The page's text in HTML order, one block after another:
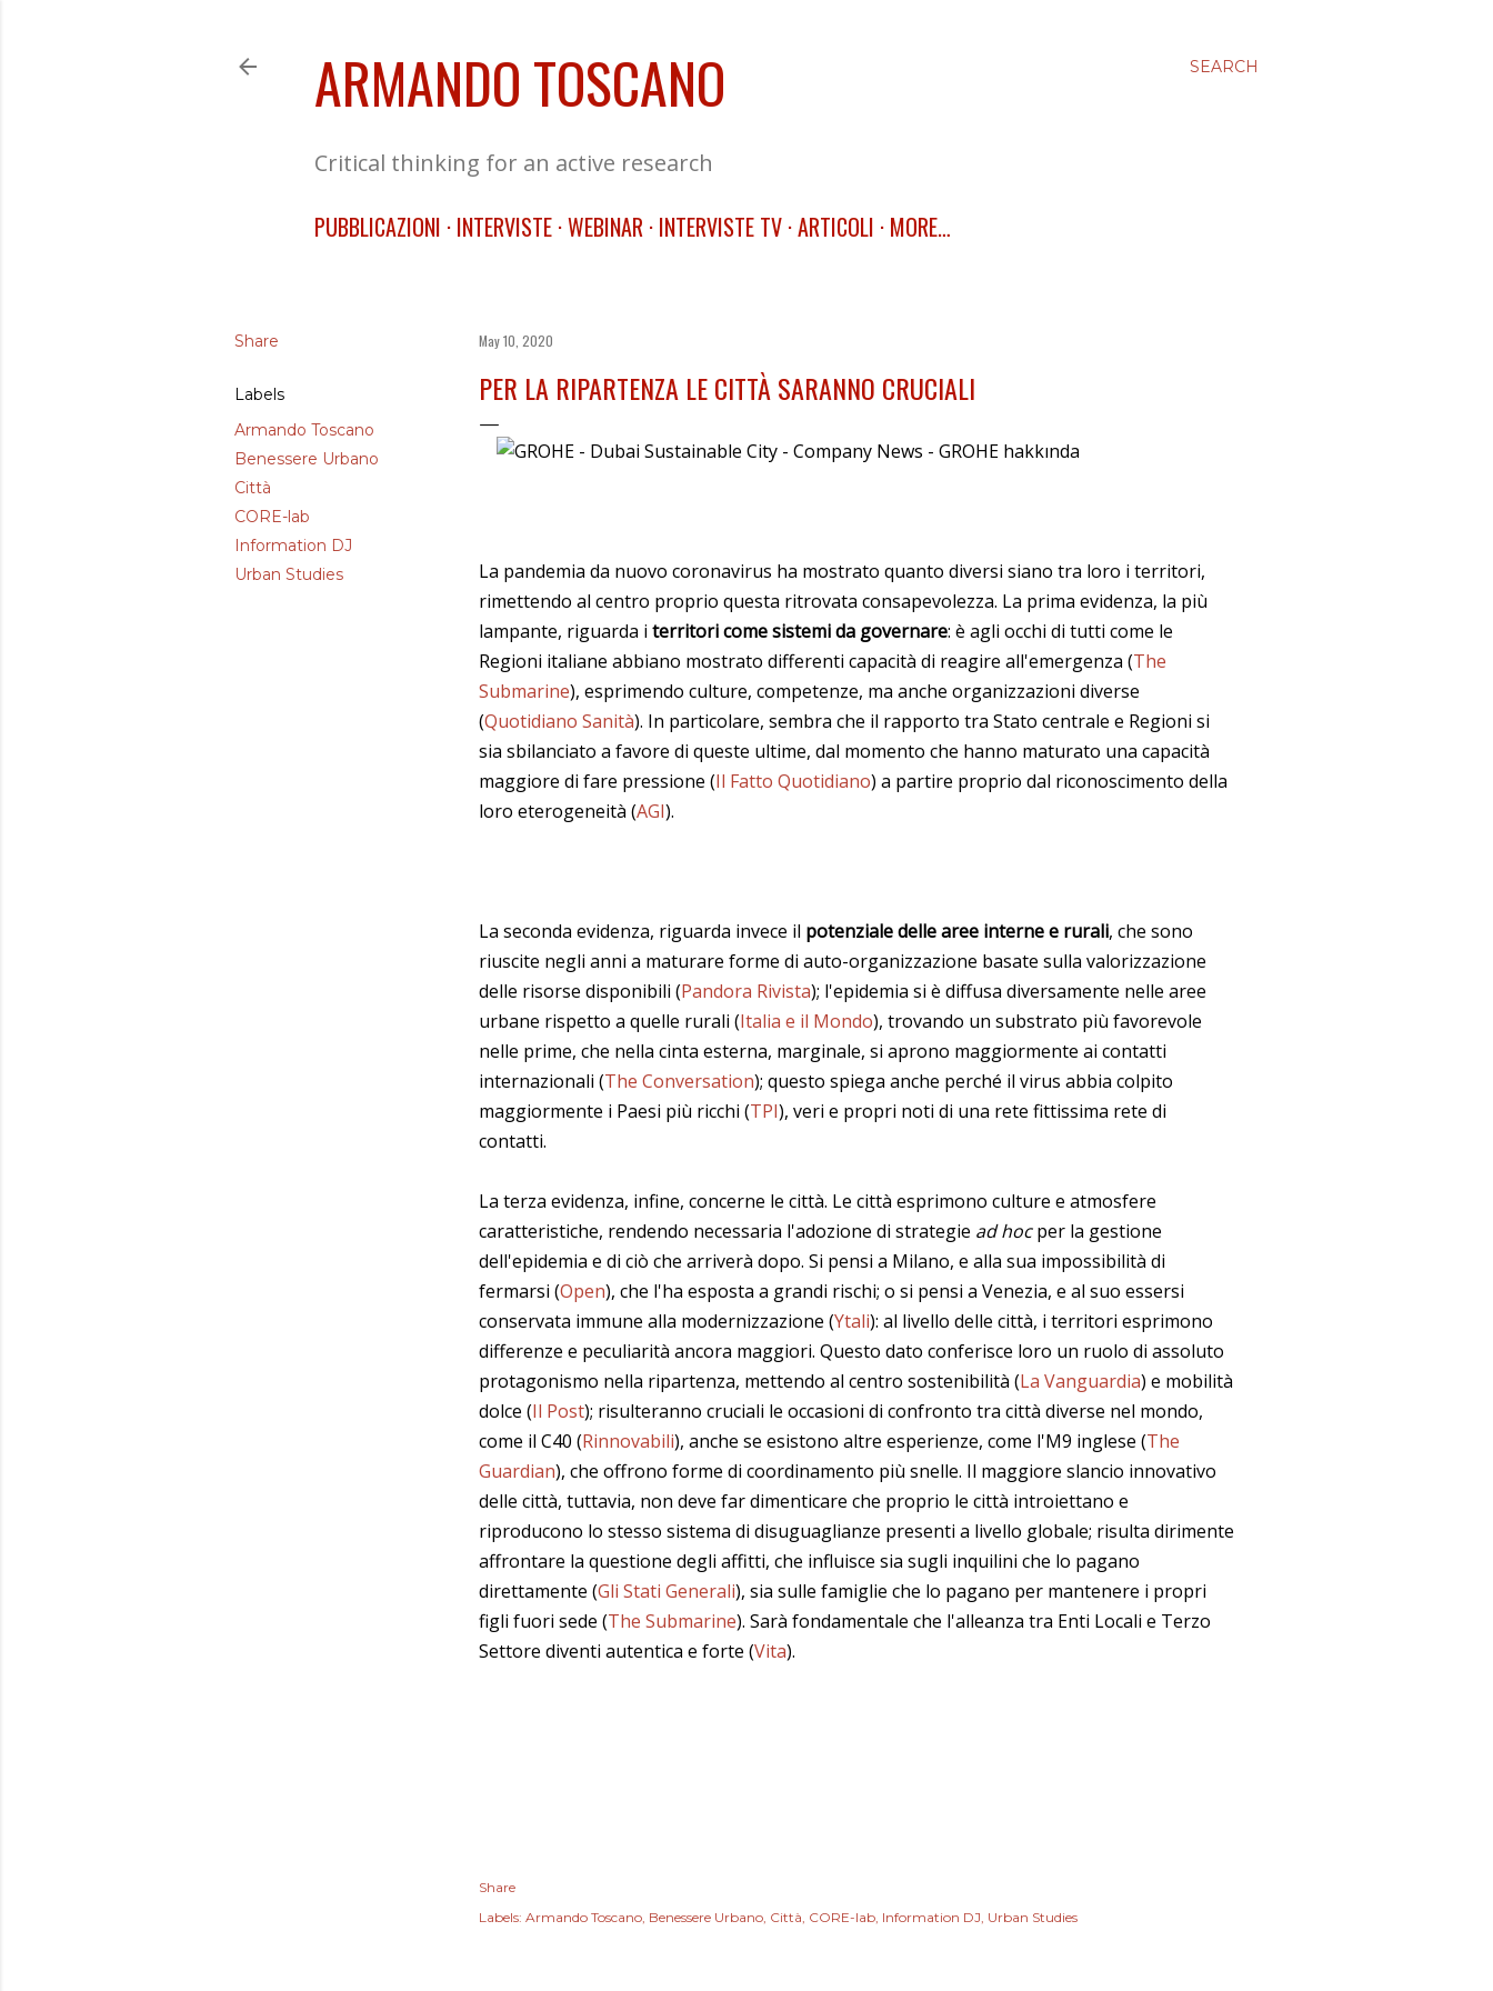
SEARCH
ARMANDO TOSCANO
Critical thinking for an active research
PUBBLICAZIONI INTERVISTE WEBINAR INTERVISTE TV ARTICOLI MORE…
Share
Labels
Armando Toscano
Benessere Urbano
Città
CORE-lab
Information DJ
Urban Studies
May 10, 2020
PER LA RIPARTENZA LE CITTÀ SARANNO CRUCIALI
La pandemia da nuovo coronavirus ha mostrato quanto diversi siano tra loro i territori,
rimettendo al centro proprio questa ritrovata consapevolezza. La prima evidenza, la più
lampante, riguarda i territori come sistemi da governare: è agli occhi di tutti come le
Regioni italiane abbiano mostrato differenti capacità di reagire all'emergenza (The
Submarine), esprimendo culture, competenze, ma anche organizzazioni diverse
(Quotidiano Sanità). In particolare, sembra che il rapporto tra Stato centrale e Regioni si
sia sbilanciato a favore di queste ultime, dal momento che hanno maturato una capacità
maggiore di fare pressione (Il Fatto Quotidiano) a partire proprio dal riconoscimento della
loro eterogeneità (AGI).
La seconda evidenza, riguarda invece il potenziale delle aree interne e rurali, che sono
riuscite negli anni a maturare forme di auto-organizzazione basate sulla valorizzazione
delle risorse disponibili (Pandora Rivista); l'epidemia si è diffusa diversamente nelle aree
urbane rispetto a quelle rurali (Italia e il Mondo), trovando un substrato più favorevole
nelle prime, che nella cinta esterna, marginale, si aprono maggiormente ai contatti
internazionali (The Conversation); questo spiega anche perché il virus abbia colpito
maggiormente i Paesi più ricchi (TPI), veri e propri noti di una rete fittissima rete di
contatti.
La terza evidenza, infine, concerne le città. Le città esprimono culture e atmosfere
caratteristiche, rendendo necessaria l'adozione di strategie ad hocper la gestione
dell'epidemia e di ciò che arriverà dopo. Si pensi a Milano, e alla sua impossibilità di
fermarsi (Open), che l'ha esposta a grandi rischi; o si pensi a Venezia, e al suo essersi
conservata immune alla modernizzazione (Ytali): al livello delle città, i territori esprimono
differenze e peculiarità ancora maggiori. Questo dato conferisce loro un ruolo di assoluto
protagonismo nella ripartenza, mettendo al centro sostenibilità (La Vanguardia) e mobilità
dolce (Il Post); risulteranno cruciali le occasioni di confronto tra città diverse nel mondo,
come il C40 (Rinnovabili), anche se esistono altre esperienze, come l'M9 inglese (The
Guardian), che offrono forme di coordinamento più snelle. Il maggiore slancio innovativo
delle città, tuttavia, non deve far dimenticare che proprio le città introiettano e
riproducono lo stesso sistema di disuguaglianze presenti a livello globale; risulta dirimente
affrontare la questione degli affitti, che influisce sia sugli inquilini che lo pagano
direttamente (Gli Stati Generali), sia sulle famiglie che lo pagano per mantenere i propri
figli fuori sede (The Submarine). Sarà fondamentale che l'alleanza tra Enti Locali e Terzo
Settore diventi autentica e forte (Vita).
Share
Labels: Armando Toscano Benessere Urbano Città CORE-lab Information DJ Urban Studies